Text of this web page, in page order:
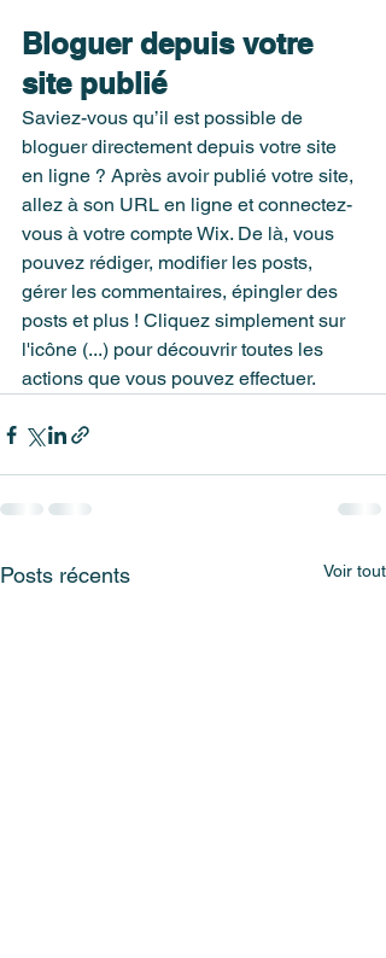
Bloguer depuis votre
site publié
Saviez-vous qu’il est possible de
bloguer directement depuis votre site
en ligne ? Après avoir publié votre site,
allez à son URL en ligne et connectez-
vous à votre compte Wix. De là, vous
pouvez rédiger, modifier les posts,
gérer les commentaires, épingler des
posts et plus ! Cliquez simplement sur
l'icône (...) pour découvrir toutes les
actions que vous pouvez effectuer.
Posts récents Voir tout